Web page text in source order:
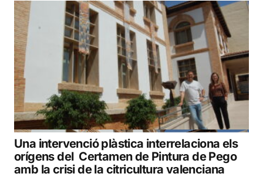
Una intervenció plàstica interrelaciona els
orígens del Certamen de Pintura de Pego
amb la crisi de la citricultura valenciana